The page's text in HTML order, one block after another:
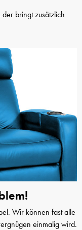
bringt zusätzlich
Wir können fast alle
einmalig wird.